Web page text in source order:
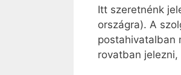
Itt szeretnénk
országra). A
postahivatalban
rovatban